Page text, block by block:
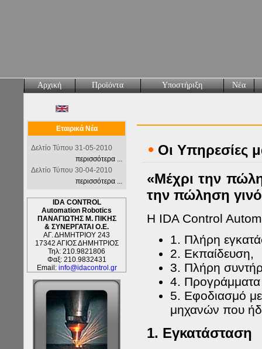
Αρχική Προϊόντα Υποστήριξη Νέα
Εταιρικά Νέα
Δελτίο Τύπου 31-05-2010
περισσότερα ...
Δελτίο Τύπου 30-04-2010
περισσότερα ...
IDA CONTROL
Automation Robotics
ΠΑΝΑΓΙΩΤΗΣ Μ. ΠΙΚΗΣ
& ΣΥΝΕΡΓΑΤΑΙ Ο.Ε.
ΑΓ. ΔΗΜΗΤΡΙΟΥ 243
17342 ΑΓΙΟΣ ΔΗΜΗΤΡΙΟΣ
Τηλ: 210.9821806
Φαξ: 210.9832431
Email: info@idacontrol.gr
•Οι Υπηρεσίες
«Μέχρι την
την πώληση
Η IDA Control
1. Πλήρη
2. Εκπαίδευση,
3. Πλήρη
4. Προγράμματα
5. Εφοδιασμό με
μηχανών που
1. Εγκατάσταση